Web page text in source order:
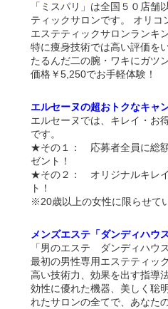
「ミスパリ」は全国５０店舗
ティックサロンです。 オリ
エステティックサロンランキ
特に痩身技術では高い評価を
たるんだ二の腕・ワキにガツ
価格￥5,250でお手軽体験！
エルセーヌの超おトクなキャ
エルセーヌでは、キレイ・お
です。
★その１： 応募者全員に総
ゼント！
★その２： オリジナルキレ
ト！
※20歳以上の女性に限らせて
メンズエステ「ダンディハウ
「男のエステ ダンディハウ
最初の男性専用エステティッ
高い技術力、効果を出す指導
効性に優れた機器、美しく聡
れたサロンの全てで、あなた